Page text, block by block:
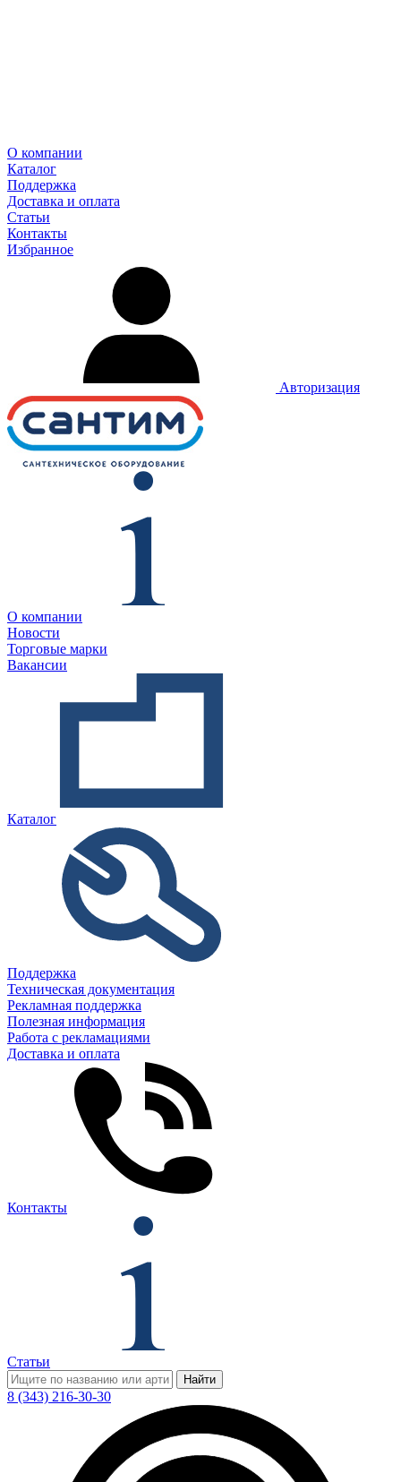
О компании
Каталог
Поддержка
Доставка и оплата
Статьи
Контакты
Избранное
Авторизация
О компании
Новости
Торговые марки
Вакансии
Каталог
Поддержка
Техническая документация
Рекламная поддержка
Полезная информация
Работа с рекламациями
Доставка и оплата
Контакты
Статьи
Найти
8 (343) 216-30-30